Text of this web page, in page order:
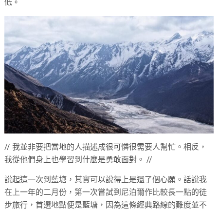
低。
// 我並非要把當地的人描述成很可憐很需要人幫忙。相反，
我從他們身上也學習到什麼是勇敢面對。 //
說起這一次到藍塘，其實可以說得上是還了個心願。話說我
在上一年的二月份，第一次嘗試到尼泊爾作比較長一點的徒
步旅行，首選地點便是藍塘，因為這條經典路線的難度並不